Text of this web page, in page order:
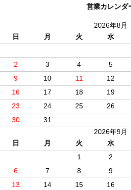
営業カレンダ
2026年8月
日
月 火 水
2
3 4 5
9
10 11 12
16
17 18 19
23
24 25 26
30
31
2026年9月
日
月 火 水
1
2
6
7 8 9
13
14 15 16